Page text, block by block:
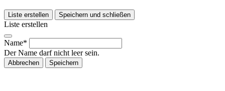
Liste erstellen Speichern und schließen
Liste erstellen
Name*
Der Name darf nicht leer sein.
Abbrechen Speichern